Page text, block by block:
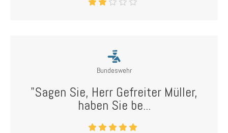
Bundeswehr
"Sagen Sie, Herr Gefreiter Müller,
haben Sie be...